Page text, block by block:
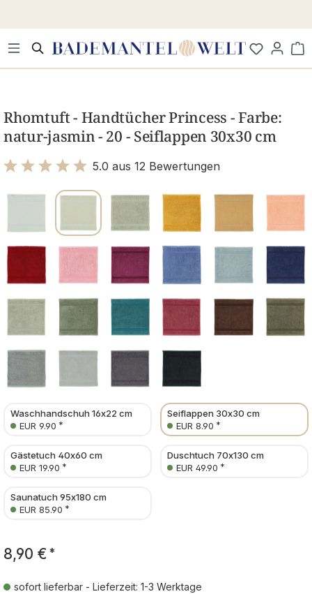
Rhomtuft - Handtücher Princess - Farbe:
natur-jasmin - 20 - Seiflappen 30x30 cm
5.0 aus 12 Bewertungen
Waschhandschuh 16x22 cm
EUR 9.90 *
Seiflappen 30x30 cm
EUR 8.90 *
Gästetuch 40x60 cm
EUR 19.90 *
Duschtuch 70x130 cm
EUR 49.90 *
Saunatuch 95x180 cm
EUR 85.90 *
8,90 € *
sofort lieferbar - Lieferzeit: 1-3 Werktage